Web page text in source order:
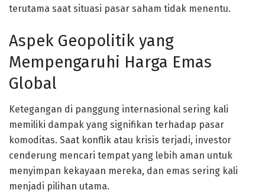
terutama saat situasi pasar saham tidak menentu.
Aspek Geopolitik yang
Mempengaruhi Harga Emas
Global
Ketegangan di panggung internasional sering kali
memiliki dampak yang signifikan terhadap pasar
komoditas. Saat konflik atau krisis terjadi, investor
cenderung mencari tempat yang lebih aman untuk
menyimpan kekayaan mereka, dan emas sering kali
menjadi pilihan utama.